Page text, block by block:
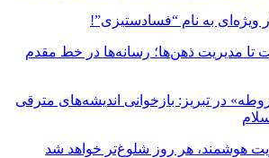
ویژه‌ای به نام “فسادستیزی”!
تا مدیریت ذهن‌ها؛ رسانه‌ها در خط مقدم
در تبریز: بازخوانی اندیشه‌های مترقی
هوشمند، هر روز شلوغ‌تر خواهد شد